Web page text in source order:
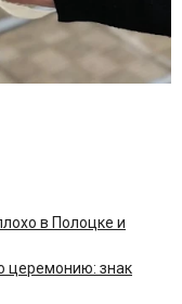
в Полоцке и
церемонию: знак